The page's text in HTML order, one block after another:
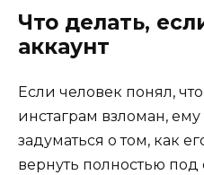
Что делать,
аккаунт
Если человек понял,
инстаграм взломан, ему
задуматься о том, как
вернуть полностью под